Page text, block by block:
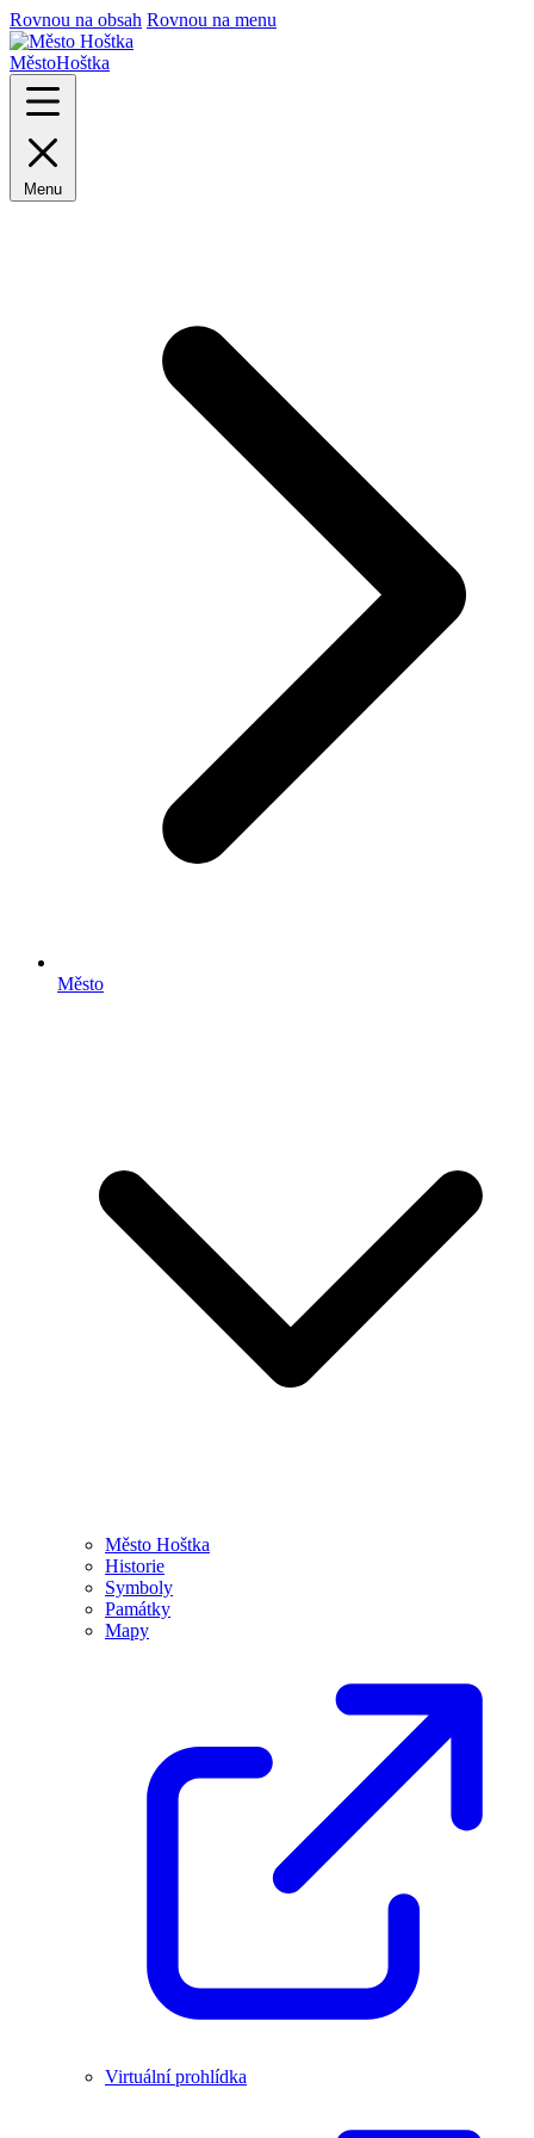
Rovnou na obsah Rovnou na menu
MěstoHoštka
Menu
Město
Město Hoštka
Historie
Symboly
Památky
Mapy
Virtuální prohlídka